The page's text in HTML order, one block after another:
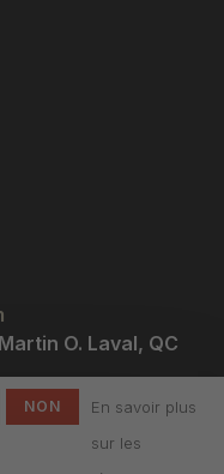
O. Laval, QC
NON
En savoir plus
sur les